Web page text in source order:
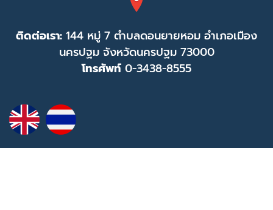
ติดต่อเรา: 144 หมู่ 7 ตำบลดอนยายหอม อำเภอเมือง
นครปฐม จังหวัดนครปฐม 73000
โทรศัพท์ 0-3438-8555